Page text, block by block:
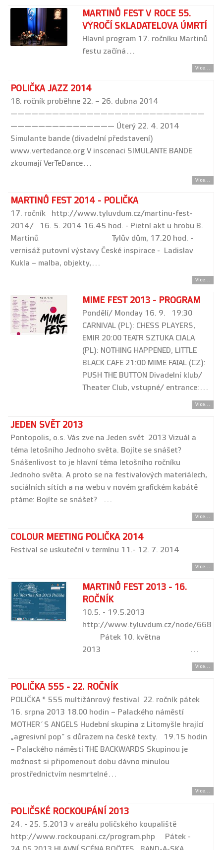
MARTINŮ FEST V ROCE 55.
VÝROČÍ SKLADATELOVA ÚMRTÍ
Hlavní program 17. ročníku Martinů
festu začíná…
Více...
POLIČKA JAZZ 2014
18. ročník proběhne 22. – 26. dubna 2014
————————————————————————————
——————————————— Úterý 22. 4. 2014
Simulante bande (divadelní představení)
www.vertedance.org V inscenaci SIMULANTE BANDE
zkoumají VerTeDance…
Více...
MARTINŮ FEST 2014 - POLIČKA
17. ročník http://www.tyluvdum.cz/martinu-fest-
2014/ 16. 5. 2014 16.45 hod. - Pietní akt u hrobu B.
Martinů Tylův dům, 17.20 hod. -
vernisáž putovní výstavy České inspirace - Ladislav
Kukla – malba, objekty,…
Více...
MIME FEST 2013 - PROGRAM
Pondělí/ Monday 16. 9. 19:30
CARNIVAL (PL): CHESS PLAYERS,
EMIR 20:00 TEATR SZTUKA CIALA
(PL): NOTHING HAPPENED, LITTLE
BLACK CAFE 21:00 MIME FATAL (CZ):
PUSH THE BUTTON Divadelní klub/
Theater Club, vstupné/ entrance:…
Více...
JEDEN SVĚT 2013
Pontopolis, o.s. Vás zve na Jeden svět 2013 Vizuál a
téma letošního Jednoho světa. Bojíte se snášet?
Snášenlivost to je hlavní téma letošního ročníku
Jednoho světa. A proto se na festivalových materiálech,
sociálních sítích a na webu v novém grafickém kabátě
ptáme: Bojíte se snášet? …
Více...
COLOUR MEETING POLIČKA 2014
Festival se uskuteční v termínu 11.- 12. 7. 2014
Více...
MARTINŮ FEST 2013 - 16.
ROČNÍK
10.5. - 19.5.2013
http://www.tyluvdum.cz/node/668
Pátek 10. května
2013 …
Více...
POLIČKA 555 - 22. ROČNÍK
POLIČKA * 555 multižánrový festival 22. ročník pátek
16. srpna 2013 18.00 hodin – Palackého náměstí
MOTHER´S ANGELS Hudební skupina z Litomyšle hrající
„agresivní pop” s důrazem na české texty. 19.15 hodin
– Palackého náměstí THE BACKWARDS Skupinou je
možnost si připomenout dobu dávno minulou
prostřednictvím nesmrtelné…
Více...
POLIČSKÉ ROCKOUPÁNÍ 2013
24. - 25. 5.2013 v areálu poličského koupaliště
http://www.rockoupani.cz/program.php Pátek -